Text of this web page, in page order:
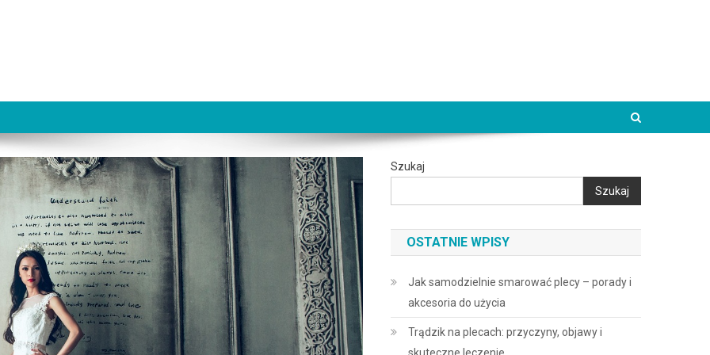
Szukaj
Szukaj
OSTATNIE WPISY
Jak samodzielnie smarować plecy – porady i
akcesoria do użycia
Trądzik na plecach: przyczyny, objawy i